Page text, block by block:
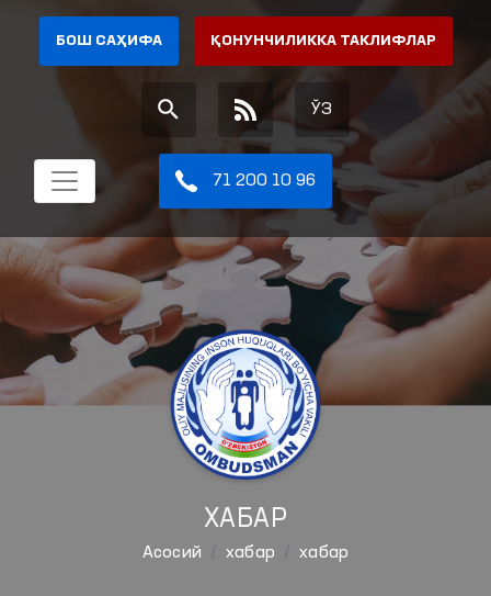
БОШ САҲИФА ҚОНУНЧИЛИККА ТАКЛИФЛАР
ЎЗ
71 200 10 96
ХАБАР
Aсосий хабар хабар